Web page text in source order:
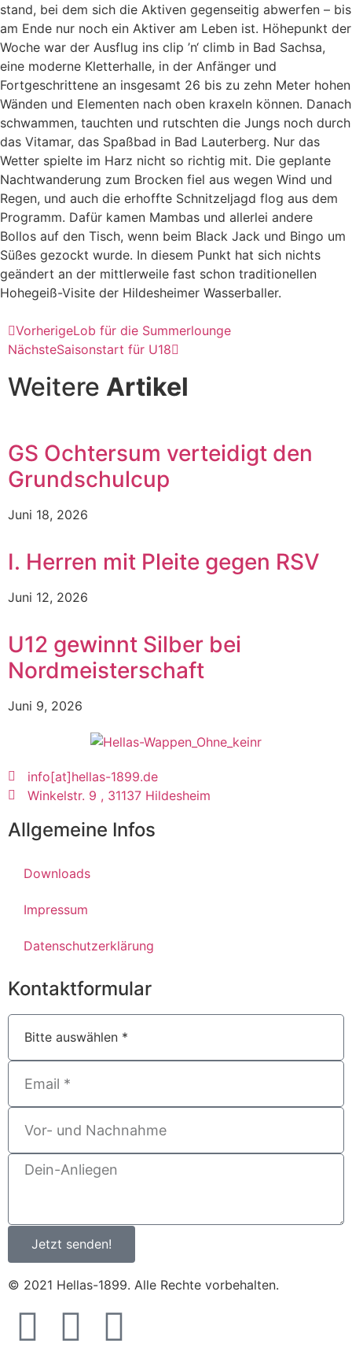
stand, bei dem sich die Aktiven gegenseitig abwerfen – bis
am Ende nur noch ein Aktiver am Leben ist. Höhepunkt der
Woche war der Ausflug ins clip ’n‘ climb in Bad Sachsa,
eine moderne Kletterhalle, in der Anfänger und
Fortgeschrittene an insgesamt 26 bis zu zehn Meter hohen
Wänden und Elementen nach oben kraxeln können. Danach
schwammen, tauchten und rutschten die Jungs noch durch
das Vitamar, das Spaßbad in Bad Lauterberg. Nur das
Wetter spielte im Harz nicht so richtig mit. Die geplante
Nachtwanderung zum Brocken fiel aus wegen Wind und
Regen, und auch die erhoffte Schnitzeljagd flog aus dem
Programm. Dafür kamen Mambas und allerlei andere
Bollos auf den Tisch, wenn beim Black Jack und Bingo um
Süßes gezockt wurde. In diesem Punkt hat sich nichts
geändert an der mittlerweile fast schon traditionellen
Hohegeiß-Visite der Hildesheimer Wasserballer.
VorherigeLob für die Summerlounge
NächsteSaisonstart für U18
Weitere Artikel
GS Ochtersum verteidigt den
Grundschulcup
Juni 18, 2026
I. Herren mit Pleite gegen RSV
Juni 12, 2026
U12 gewinnt Silber bei
Nordmeisterschaft
Juni 9, 2026
info[at]hellas-1899.de
Winkelstr. 9 , 31137 Hildesheim
Allgemeine Infos
Downloads
Impressum
Datenschutzerklärung
Kontaktformular
Jetzt senden!
© 2021 Hellas-1899. Alle Rechte vorbehalten.